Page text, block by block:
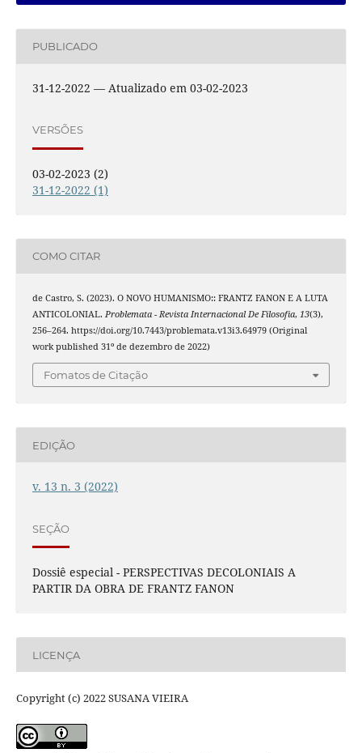
PUBLICADO
31-12-2022 — Atualizado em 03-02-2023
VERSÕES
03-02-2023 (2)
31-12-2022 (1)
COMO CITAR
de Castro, S. (2023). O NOVO HUMANISMO:: FRANTZ FANON E A LUTA
ANTICOLONIAL. Problemata - Revista Internacional De Filosofia, 13(3),
256–264. https://doi.org/10.7443/problemata.v13i3.64979 (Original
work published 31º de dezembro de 2022)
Fomatos de Citação
EDIÇÃO
v. 13 n. 3 (2022)
SEÇÃO
Dossiê especial - PERSPECTIVAS DECOLONIAIS A
PARTIR DA OBRA DE FRANTZ FANON
LICENÇA
Copyright (c) 2022 SUSANA VIEIRA